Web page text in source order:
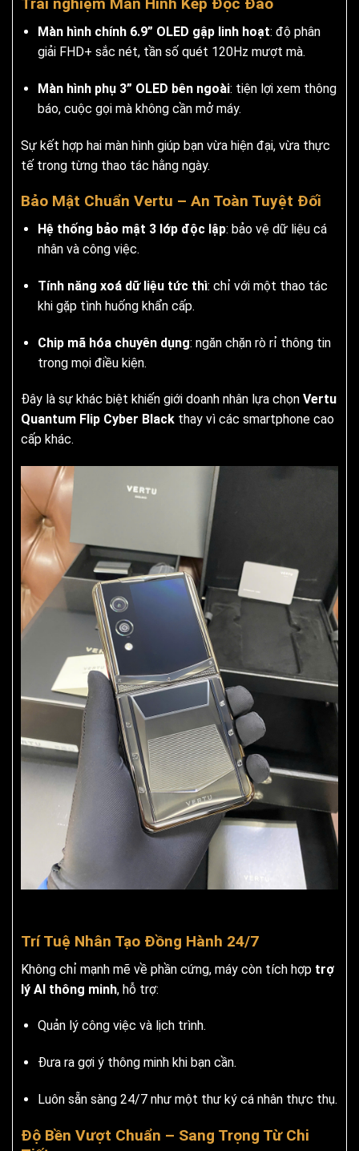
Trải nghiệm Màn Hình Kép Độc Đáo
Màn hình chính 6.9” OLED gập linh hoạt: độ phân
giải FHD+ sắc nét, tần số quét 120Hz mượt mà.
Màn hình phụ 3” OLED bên ngoài: tiện lợi xem thông
báo, cuộc gọi mà không cần mở máy.
Sự kết hợp hai màn hình giúp bạn vừa hiện đại, vừa thực
tế trong từng thao tác hằng ngày.
Bảo Mật Chuẩn Vertu – An Toàn Tuyệt Đối
Hệ thống bảo mật 3 lớp độc lập: bảo vệ dữ liệu cá
nhân và công việc.
Tính năng xoá dữ liệu tức thì: chỉ với một thao tác
khi gặp tình huống khẩn cấp.
Chip mã hóa chuyên dụng: ngăn chặn rò rỉ thông tin
trong mọi điều kiện.
Đây là sự khác biệt khiến giới doanh nhân lựa chọn Vertu
Quantum Flip Cyber Black thay vì các smartphone cao
cấp khác.
Trí Tuệ Nhân Tạo Đồng Hành 24/7
Không chỉ mạnh mẽ về phần cứng, máy còn tích hợp trợ
lý AI thông minh, hỗ trợ:
Quản lý công việc và lịch trình.
Đưa ra gợi ý thông minh khi bạn cần.
Luôn sẵn sàng 24/7 như một thư ký cá nhân thực thụ.
Độ Bền Vượt Chuẩn – Sang Trọng Từ Chi